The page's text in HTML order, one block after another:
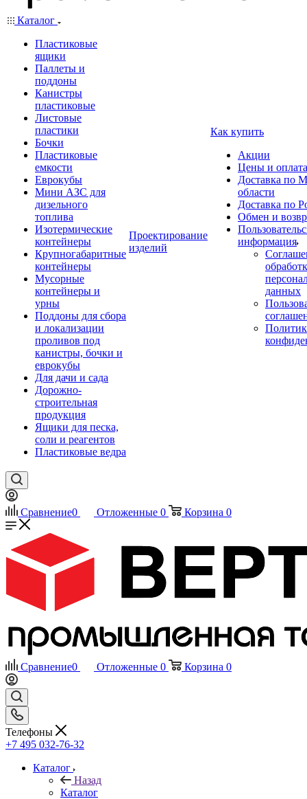
Каталог
Пластиковые
ящики
Паллеты и
поддоны
Канистры
пластиковые
Листовые
пластики
Бочки
Пластиковые
емкости
Еврокубы
Мини АЗС для
дизельного
топлива
Изотермические
контейнеры
Крупногабаритные
контейнеры
Мусорные
контейнеры и
урны
Поддоны для сбора
и локализации
проливов под
канистры, бочки и
еврокубы
Для дачи и сада
Дорожно-
строительная
продукция
Ящики для песка,
соли и реагентов
Пластиковые ведра
Проектирование
изделий
Как купить
Акции
Цены и оплата
Доставка по
области
Доставка по
Обмен и
информация
данных
Сравнение0 Отложенные 0 Корзина 0
Сравнение0 Отложенные 0 Корзина 0
Телефоны
+7 495 032-76-32
Каталог
Назад
Каталог